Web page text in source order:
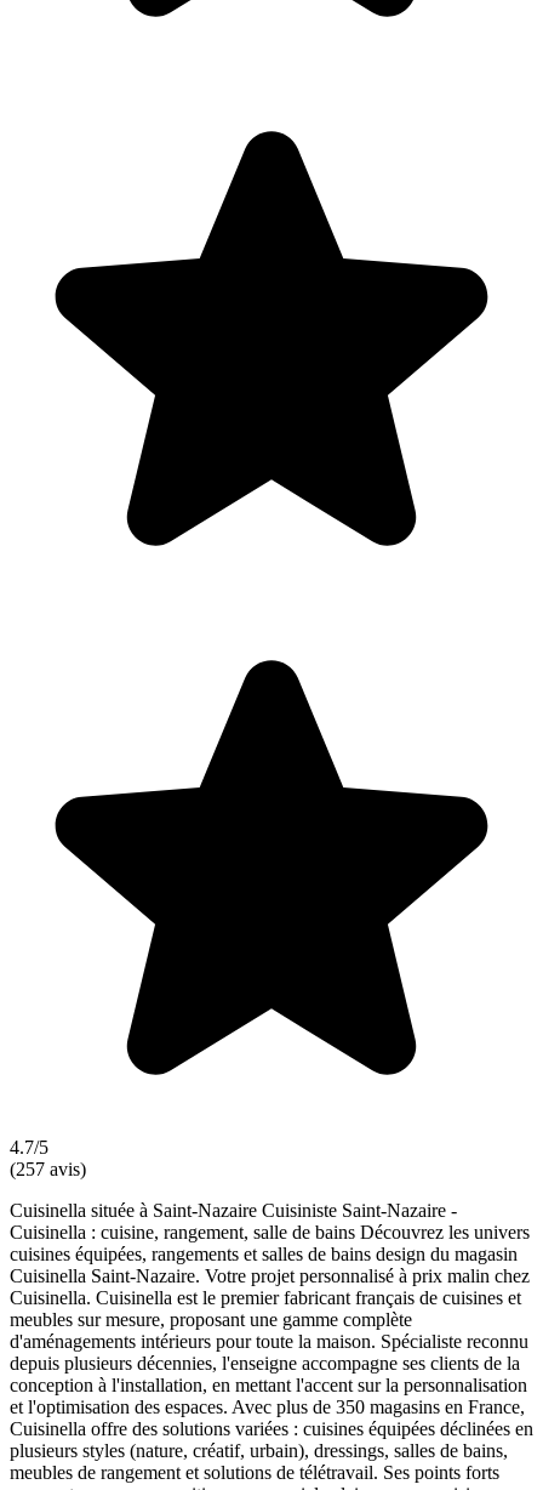
4.7/5
(257 avis)
Cuisinella située à Saint-Nazaire Cuisiniste Saint-Nazaire -
Cuisinella : cuisine, rangement, salle de bains Découvrez les univers
cuisines équipées, rangements et salles de bains design du magasin
Cuisinella Saint-Nazaire. Votre projet personnalisé à prix malin chez
Cuisinella. Cuisinella est le premier fabricant français de cuisines et
meubles sur mesure, proposant une gamme complète
d'aménagements intérieurs pour toute la maison. Spécialiste reconnu
depuis plusieurs décennies, l'enseigne accompagne ses clients de la
conception à l'installation, en mettant l'accent sur la personnalisation
et l'optimisation des espaces. Avec plus de 350 magasins en France,
Cuisinella offre des solutions variées : cuisines équipées déclinées en
plusieurs styles (nature, créatif, urbain), dressings, salles de bains,
meubles de rangement et solutions de télétravail. Ses points forts